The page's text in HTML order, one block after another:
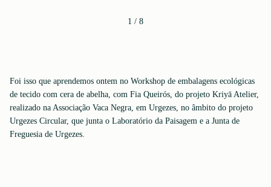
1 / 8
Foi isso que aprendemos ontem no Workshop de embalagens ecológicas
de tecido com cera de abelha, com Fia Queirós, do projeto Kriyā Atelier,
realizado na Associação Vaca Negra, em Urgezes, no âmbito do projeto
Urgezes Circular, que junta o Laboratório da Paisagem e a Junta de
Freguesia de Urgezes.